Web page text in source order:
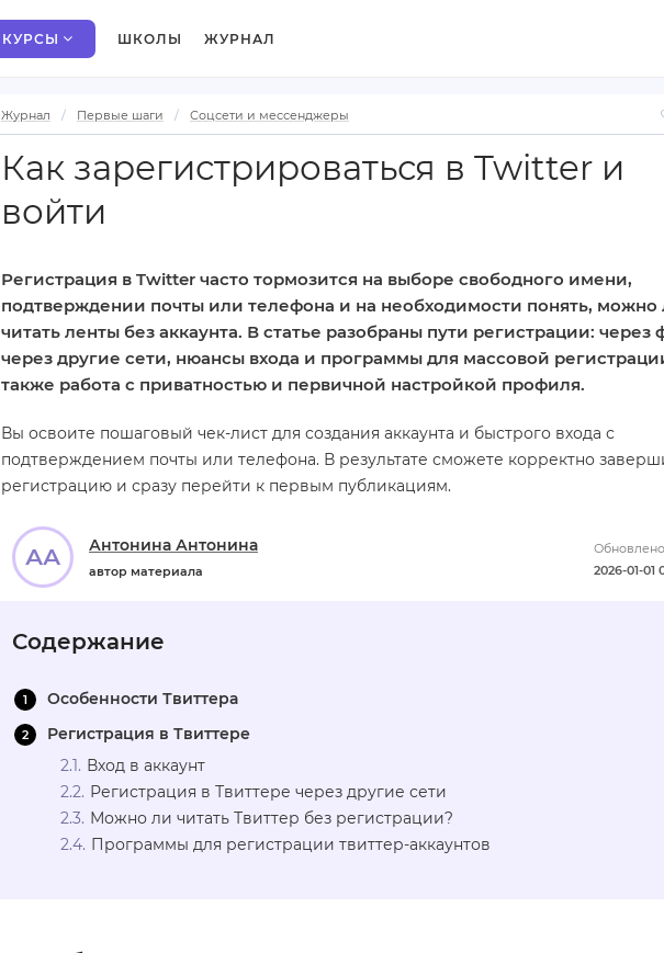
КУРСЫ ШКОЛЫ ЖУРНАЛ
Журнал Первые шаги Соцсети и мессенджеры
Как зарегистрироваться в Twitter и
войти
Регистрация в Twitter часто тормозится на выборе свободного имени,
подтверждении почты или телефона и на необходимости понять, можно
читать ленты без аккаунта. В статье разобраны пути регистрации: через
через другие сети, нюансы входа и программы для массовой
также работа с приватностью и первичной настройкой профиля.
Вы освоите пошаговый чек‑лист для создания аккаунта и быстрого входа с
подтверждением почты или телефона. В результате сможете корректно
регистрацию и сразу перейти к первым публикациям.
2026-01-01
АА Антонина Антонина
автор материала
Содержание
Особенности Твиттера
Регистрация в Твиттере
Вход в аккаунт
Регистрация в Твиттере через другие сети
Можно ли читать Твиттер без регистрации?
Программы для регистрации твиттер-аккаунтов